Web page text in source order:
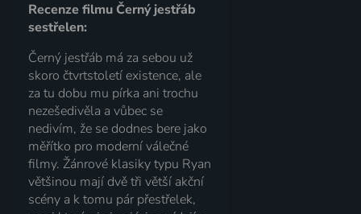
Recenze filmu Černý jestřáb
sestřelen:
Černý jestřáb má za sebou už
skoro čtvrtstoletí existence, ale
za tu dobu mu pírka ani trochu
nezešedivěla a vůbec se
nedivím, že se dodnes bere jako
měřítko pro moderní válečné
filmy. Žánrové klasiky typu Ryan
většinou mají dvě tři větší akční
scény a k tomu pár přestřelek,